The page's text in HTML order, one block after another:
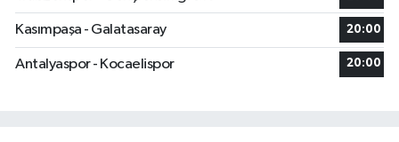
Kasımpaşa - Galatasaray 20:00
Antalyaspor - Kocaelispor 20:00